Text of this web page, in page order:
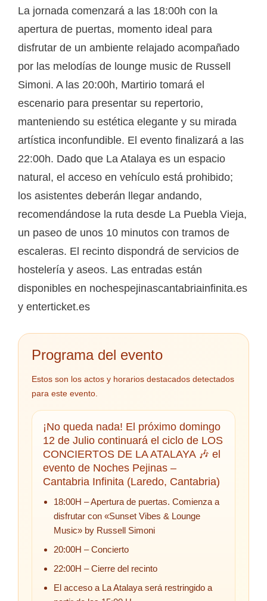
La jornada comenzará a las 18:00h con la
apertura de puertas, momento ideal para
disfrutar de un ambiente relajado acompañado
por las melodías de lounge music de Russell
Simoni. A las 20:00h, Martirio tomará el
escenario para presentar su repertorio,
manteniendo su estética elegante y su mirada
artística inconfundible. El evento finalizará a las
22:00h. Dado que La Atalaya es un espacio
natural, el acceso en vehículo está prohibido;
los asistentes deberán llegar andando,
recomendándose la ruta desde La Puebla Vieja,
un paseo de unos 10 minutos con tramos de
escaleras. El recinto dispondrá de servicios de
hostelería y aseos. Las entradas están
disponibles en nochespejinascantabriainfinita.es
y enterticket.es
Programa del evento
Estos son los actos y horarios destacados detectados
para este evento.
¡No queda nada! El próximo domingo
12 de Julio continuará el ciclo de LOS
CONCIERTOS DE LA ATALAYA 🎶 el
evento de Noches Pejinas –
Cantabria Infinita (Laredo, Cantabria)
18:00H – Apertura de puertas. Comienza a
disfrutar con «Sunset Vibes & Lounge
Music» by Russell Simoni
20:00H – Concierto
22:00H – Cierre del recinto
El acceso a La Atalaya será restringido a